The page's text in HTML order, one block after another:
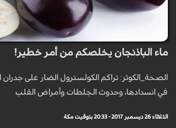
ماء الباذنجان يخلصكم من أمر خطير!
الصحة_الكوثر: تراكم الكولسترول الضار على
في انسدادها، وحدوث الجلطات وأمراض القلب
الثلاثاء 26 ديسمبر 2017 - 20:33 بتوقيت مكة